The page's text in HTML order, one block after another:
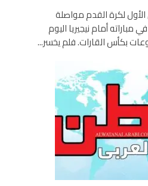
لكرة القدم مواصلة
مباراته أمام نيجيريا اليوم
بكأس القارات. فلم يخسر...